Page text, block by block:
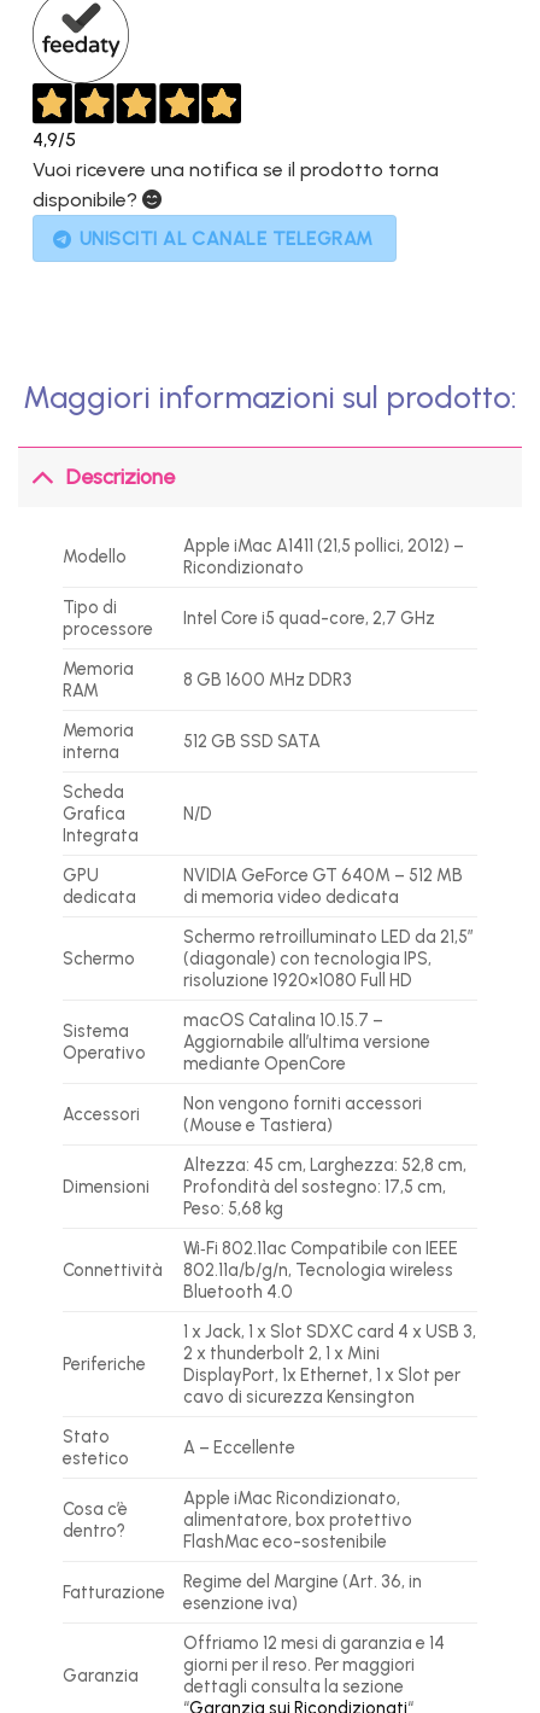
4,9/5
Vuoi ricevere una notifica se il prodotto torna
disponibile?
UNISCITI AL CANALE TELEGRAM
Maggiori informazioni sul prodotto:
Descrizione
Modello
Apple iMac A1411 (21,5 pollici, 2012) –
Ricondizionato
Tipo di
processore
Intel Core i5 quad-core, 2,7 GHz
Memoria
RAM
8 GB 1600 MHz DDR3
Memoria
interna
512 GB SSD SATA
Scheda
Grafica
Integrata
N/D
GPU
dedicata
NVIDIA GeForce GT 640M – 512 MB
di memoria video dedicata
Schermo
Schermo retroilluminato LED da 21,5″
(diagonale) con tecnologia IPS,
risoluzione 1920×1080 Full HD
Sistema
Operativo
macOS Catalina 10.15.7 –
Aggiornabile all’ultima versione
mediante OpenCore
Accessori
Non vengono forniti accessori
(Mouse e Tastiera)
Dimensioni
Altezza: 45 cm, Larghezza: 52,8 cm,
Profondità del sostegno: 17,5 cm,
Peso: 5,68 kg
Connettività
Wi‑Fi 802.11ac Compatibile con IEEE
802.11a/b/g/n, Tecnologia wireless
Bluetooth 4.0
Periferiche
1 x Jack, 1 x Slot SDXC card 4 x USB 3,
2 x thunderbolt 2, 1 x Mini
DisplayPort, 1x Ethernet, 1 x Slot per
cavo di sicurezza Kensington
Stato
estetico
A – Eccellente
Cosa c’è
dentro?
Apple iMac Ricondizionato,
alimentatore, box protettivo
FlashMac eco-sostenibile
Fatturazione
Regime del Margine (Art. 36, in
esenzione iva)
Garanzia
Offriamo 12 mesi di garanzia e 14
giorni per il reso. Per maggiori
dettagli consulta la sezione
“Garanzia sui Ricondizionati“